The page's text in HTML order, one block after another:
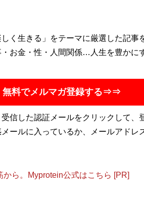
く生きる」をテーマに厳選した記事
お金・性・人間関係…人生を豊かに
無料でメルマガ登録する⇒⇒
信した認証メールをクリックして、
ールに入っているか、メールアドレ
ら。Myprotein公式はこちら [PR]